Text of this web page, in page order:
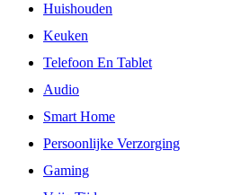
Huishouden
Keuken
Telefoon En Tablet
Audio
Smart Home
Persoonlijke Verzorging
Gaming